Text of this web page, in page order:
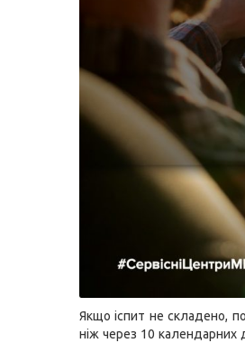
Якщо іспит не складено,
ніж через 10 календарних